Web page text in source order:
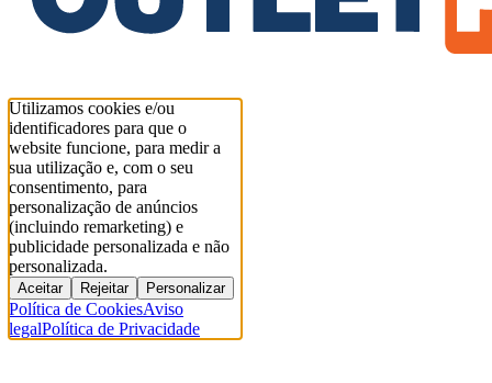
Utilizamos cookies e/ou
identificadores para que o
website funcione, para medir a
sua utilização e, com o seu
consentimento, para
personalização de anúncios
(incluindo remarketing) e
publicidade personalizada e não
personalizada.
Aceitar Rejeitar Personalizar
Política de CookiesAviso
legalPolítica de Privacidade